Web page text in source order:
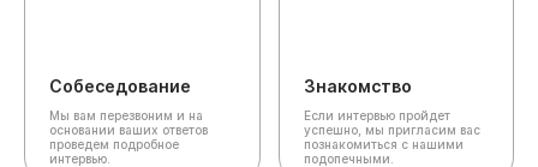
Собеседование
Мы вам перезвоним и на
основании ваших ответов
проведем подробное
интервью.
Знакомство
Если интервью пройдет
успешно, мы пригласим вас
познакомиться с нашими
подопечными.